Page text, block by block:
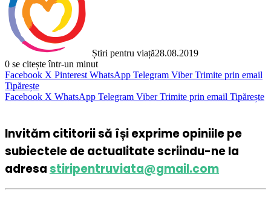
Știri pentru viață28.08.2019
0 se citește într-un minut
Facebook X Pinterest WhatsApp Telegram Viber Trimite prin email
Tipărește
Facebook X WhatsApp Telegram Viber Trimite prin email Tipărește
Invităm cititorii să își exprime opiniile pe
subiectele de actualitate scriindu-ne la
adresastiripentruviata@gmail.com